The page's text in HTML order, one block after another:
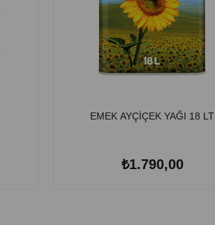
EMEK AYÇİÇEK YAĞI 18 LT
₺1.790,00